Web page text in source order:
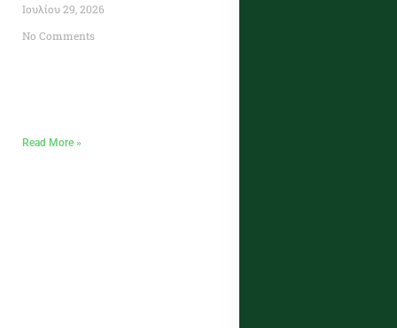
Ιουλίου 29, 2026
No Comments
Read More »